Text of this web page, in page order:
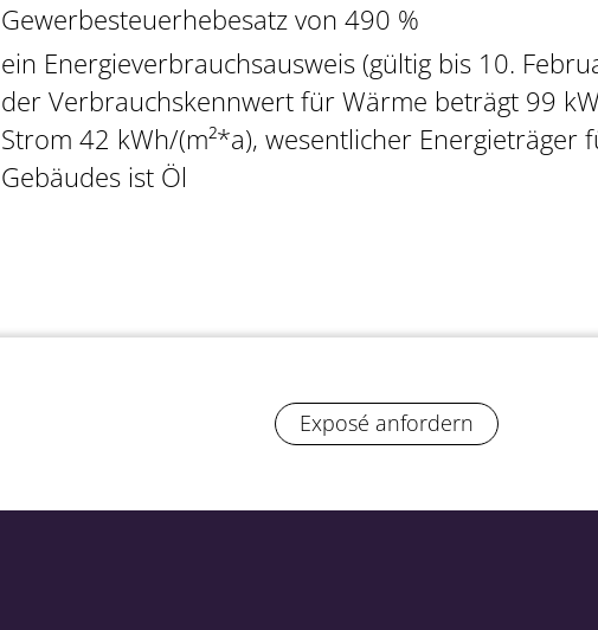
Gewerbesteuerhebesatz von 490 %
ein Energieverbrauchsausweis (gültig bis 10.
der Verbrauchskennwert für Wärme beträgt 99
Strom 42 kWh/(m²*a), wesentlicher Energieträger
Gebäudes ist Öl
Exposé anfordern